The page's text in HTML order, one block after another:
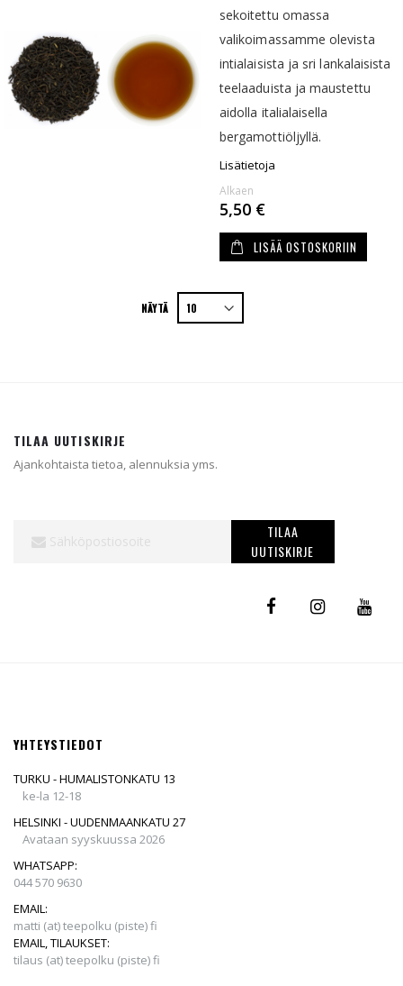
sekoitettu omassa
valikoimassamme olevista
intialaisista ja sri lankalaisista
teelaaduista ja maustettu
aidolla italialaisella
bergamottiöljyllä.
Lisätietoja
Alkaen
5,50 €
LISÄÄ OSTOSKORIIN
NÄYTÄ
TILAA UUTISKIRJE
Ajankohtaista tietoa, alennuksia yms.
TILAA
UUTISKIRJE
YHTEYSTIEDOT
TURKU - HUMALISTONKATU 13
ke-la 12-18
HELSINKI - UUDENMAANKATU 27
Avataan syyskuussa 2026
WHATSAPP:
044 570 9630
EMAIL:
matti (at) teepolku (piste) fi
EMAIL, TILAUKSET:
tilaus (at) teepolku (piste) fi